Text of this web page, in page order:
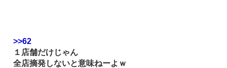
>>62
１店舗だけじゃん
全店摘発しないと意味ねーよｗ